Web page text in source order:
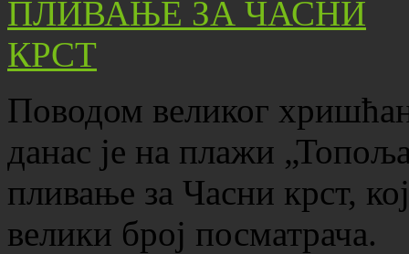
Поводом великог
данас је на плажи
пливање за Часни крст,
велики број посматрача.